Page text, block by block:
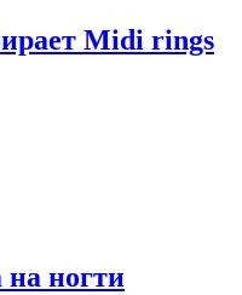
Midi rings
ногти